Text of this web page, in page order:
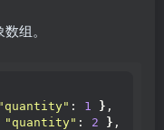
组。
"quantity" : 1 } ,
"quantity" : 2 } ,